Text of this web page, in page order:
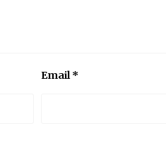
Email*